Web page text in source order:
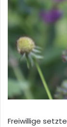
Freiwillige